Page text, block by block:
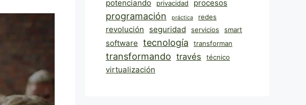
potenciando privacidad procesos
programación práctica redes
revolución seguridad servicios smart
software tecnología transforman
transformando través técnico
virtualización